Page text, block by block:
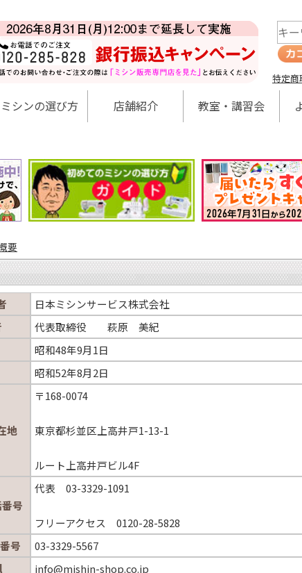
特定商
ミシンの選び方 店舗紹介 教室・講習会
要
日本ミシンサービス株式会社
代表取締役 萩原 美紀
昭和48年9月1日
昭和52年8月2日
地
〒168-0074
東京都杉並区上高井戸1-13-1
ルート上高井戸ビル4F
号
代表 03-3329-1091
フリーアクセス 0120-28-5828
号
03-3329-5567
info@mishin-shop.co.jp